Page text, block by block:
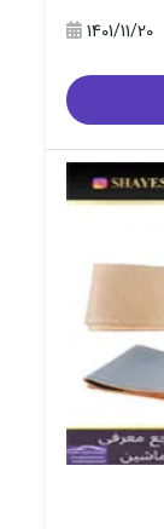
1401/11/20